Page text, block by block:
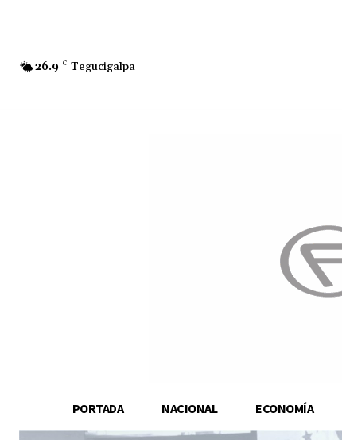
26.9 C Tegucigalpa
PORTADA NACIONAL ECONOMÍA